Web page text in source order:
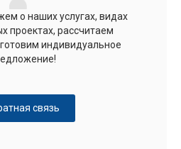
о наших услугах, видах
проектах, рассчитаем
индивидуальное
связь